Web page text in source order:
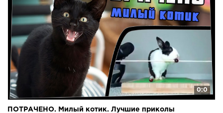
0:0
ПОТРАЧЕНО. Милый котик. Лучшие приколы